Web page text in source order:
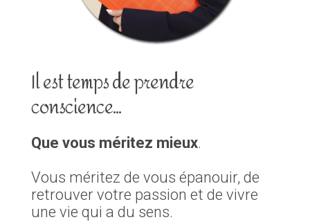
Il est temps de prendre
conscience...
Que vous méritez mieux.
Vous méritez de vous épanouir, de
retrouver votre passion et de vivre
une vie qui a du sens.